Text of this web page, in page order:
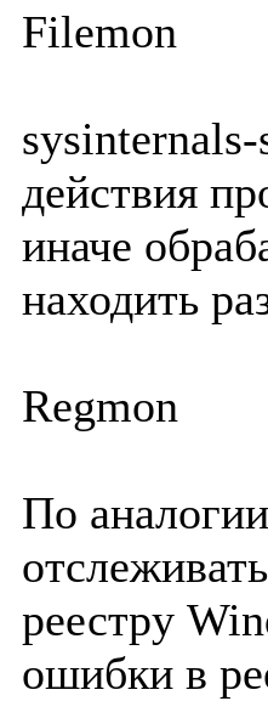
Filemon
sysinternals-
действия
иначе
находить
Regmon
По
реестру
ошибки в